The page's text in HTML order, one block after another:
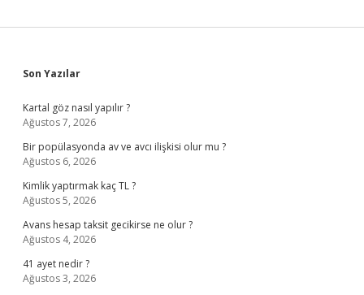
Sidebar
Son Yazılar
Kartal göz nasıl yapılır ?
Ağustos 7, 2026
Bir popülasyonda av ve avcı ilişkisi olur mu ?
Ağustos 6, 2026
Kimlik yaptırmak kaç TL ?
Ağustos 5, 2026
Avans hesap taksit gecikirse ne olur ?
Ağustos 4, 2026
41 ayet nedir ?
Ağustos 3, 2026